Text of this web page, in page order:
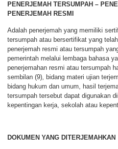
PENERJEMAH TERSUMPAH –
PENERJEMAH RESMI
Adalah penerjemah yang memiliki
tersumpah atau bersertifikat yang
penerjemah resmi atau tersumpah
pemerintah melalui lembaga bahasa
penerjemahan resmi atau tersumpah
sembilan (9), bidang materi ujian
bidang hukum dan umum, hasil
tersumpah tersebut dapat digunakan
kepentingan kerja, sekolah atau
DOKUMEN YANG DITERJEMAHKAN